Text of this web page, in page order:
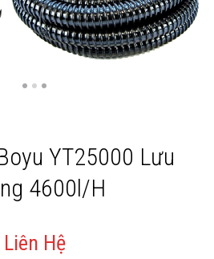
YT25000 Lưu
4600l/h
Liên Hệ
Liên Hệ